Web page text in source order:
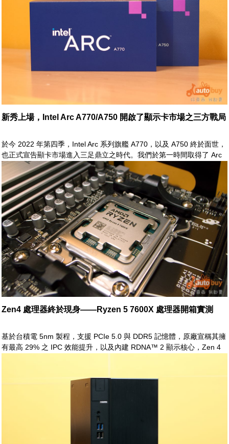
新秀上場，Intel Arc A770/A750 開啟了顯示卡市場之三方戰局
於今 2022 年第四季，Intel Arc 系列旗艦 A770，以及 A750 終於面世，
也正式宣告顯卡市場進入三足鼎立之時代。我們於第一時間取得了 Arc
A770 Limited Edition 與 Arc A750 Limited Edition。除了實物開箱外，
亦進行一系列之效能測試，藉以一窺顯卡市場新秀之堂奧
Zen4 處理器終於現身——Ryzen 5 7600X 處理器開箱實測
基於台積電 5nm 製程，支援 PCIe 5.0 與 DDR5 記憶體，原廠宣稱其擁
有最高 29% 之 IPC 效能提升，以及內建 RDNA™ 2 顯示核心，Zen 4
版，進行開箱與一系列之測試，以饗眾玩家之消費視野